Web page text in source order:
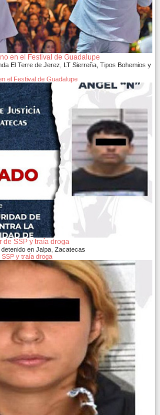
en el Festival de Guadalupe
El Terre de Jerez, LT Sierreña, Tipos Bohemios y
el Festival de Guadalupe
de SSP y traía droga
en Jalpa, Zacatecas
SSP y traía droga